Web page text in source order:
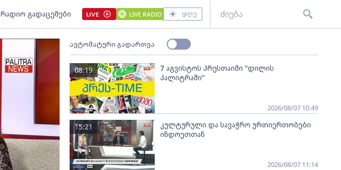
რადიო გადაცემები LIVE LIVE RADIO დღე
ავტომატური გადართვა
7 აგვისტოს პრესთაიმი "დილის
პალიტრაში"
08:19
2026/08/07 10:49
კულტურული და სავაჭრო ურთიერთობები
ინდოეთთან
15:21
2026/08/07 11:14